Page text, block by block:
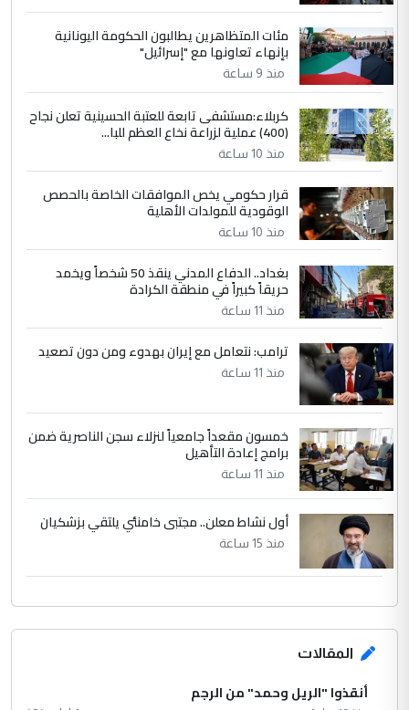
أردوغان يؤكد ان اتفاقية مكة للدفاع
المشترك لا تستهدف أية دولة ومفتوحة لانضمام
الدول الشقيقة
5 يوسف غزوان عصمت
التعليق : بكالوريوس فيزياء طبية متزوج و
زوجتي أيضا بكالوريوس سكني بغداد أرغب في
إكمال دراستي داخل ...
الموضوع :
السعودية توافق على الاستمرار في
إعطاء 100 منحة دراسية للطلبة العراقيين في
جامعاتها سنويا
مئات المتظاهرين يطالبون الحكومة اليونانية
بإنهاء تعاونها مع "إسرائيل"
منذ 9 ساعة
كربلاء:مستشفى تابعة للعتبة الحسينية تعلن نجاح
(400) عملية لزراعة نخاع العظم للبا...
منذ 10 ساعة
قرار حكومي يخص الموافقات الخاصة بالحصص
الوقودية للمولدات الأهلية
منذ 10 ساعة
بغداد.. الدفاع المدني ينقذ 50 شخصاً ويخمد
حريقاً كبيراً في منطقة الكرادة
منذ 11 ساعة
ترامب: نتعامل مع إيران بهدوء ومن دون تصعيد
منذ 11 ساعة
خمسون مقعداً جامعياً لنزلاء سجن الناصرية ضمن
برامج إعادة التأهيل
منذ 11 ساعة
أول نشاط معلن.. مجتبى خامنئي يلتقي بزشكيان
منذ 15 ساعة
المقالات
أنقذوا "الريل وحمد" من الرجم